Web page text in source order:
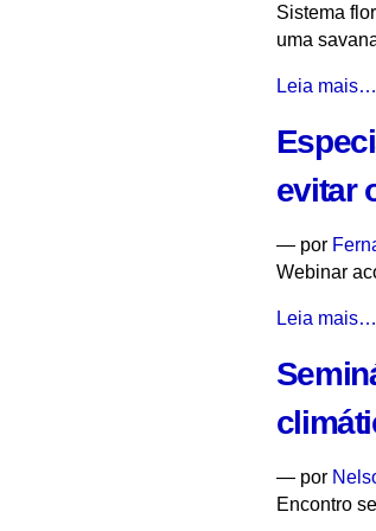
a
Amazônia
Sistema
uma
Bioeconomia
ser
alternativa
para
e
Amazônia,
Leia mais…
evitar
— por
Webinar
Especialistas
alternativas
recursos
evitar
o
Leia mais…
— por
Encontro